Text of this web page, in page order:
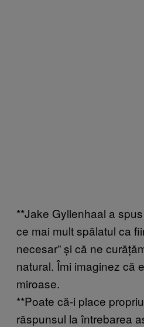
**Jake Gyllenhaal a
ce mai mult spălatul ca
necesar” și că ne
natural. Îmi imaginez că
miroase.
**Poate că-i place
răspunsul la întrebarea